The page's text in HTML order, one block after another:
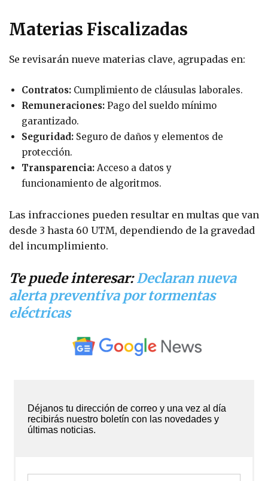
Materias Fiscalizadas
Se revisarán nueve materias clave, agrupadas en:
Contratos: Cumplimiento de cláusulas laborales.
Remuneraciones: Pago del sueldo mínimo
garantizado.
Seguridad: Seguro de daños y elementos de
protección.
Transparencia: Acceso a datos y
funcionamiento de algoritmos.
Las infracciones pueden resultar en multas que van
desde 3 hasta 60 UTM, dependiendo de la gravedad
del incumplimiento.
Te puede interesar:Declaran nueva
alerta preventiva por tormentas
eléctricas